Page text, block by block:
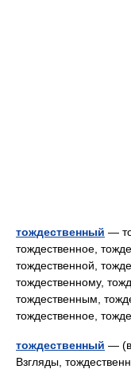
тождественный —
тождественное,
тождественной,
тождественному,
тождественным,
тождественное,
тождественный — (в
Взгляды,